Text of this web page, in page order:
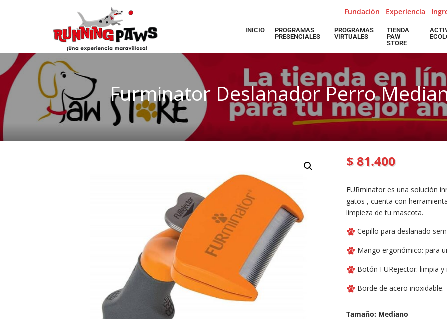
Fundación Experiencia
INICIO
PROGRAMAS
PRESENCIALES
PROGRAMAS
VIRTUALES
TIENDA
PAW
STORE
Furminator Deslanador Perro
$81.400
FURminator es una solución
gatos , cuenta con
limpieza de tu mascota.
Cepillo para deslanado
Mango ergonómico: para
Botón FURejector: limpia
Borde de acero inoxidable.
Tamaño: Mediano